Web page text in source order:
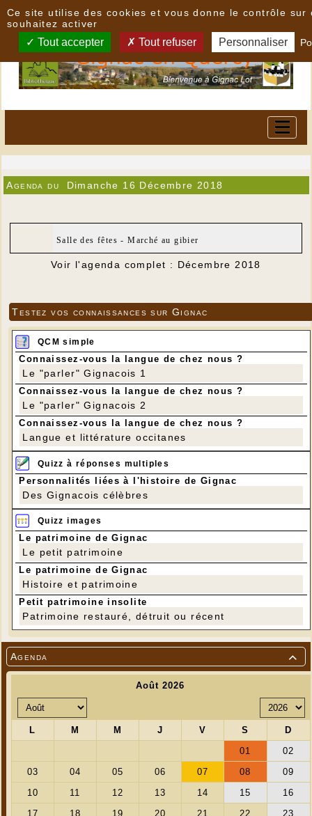

Agenda
Agenda du Dimanche 16 Décembre 2018
Salle des fêtes - Marché au gibier
Voir l'agenda complet : Décembre 2018
Testez vos connaissances sur Gignac
QCM simple
Connaissez-vous la langue de chez nous ?
Le "parler" Gignacois 1
Connaissez-vous la langue de chez nous ?
Le "parler" Gignacois 2
Connaissez-vous la langue de chez nous ?
Langue et littérature occitanes
Quizz à réponses multiples
Personnalités liées à l'histoire de Gignac
Des Gignacois célèbres
Quizz images
Le patrimoine de Gignac
Le petit patrimoine
Le patrimoine de Gignac
Histoire et patrimoine
Petit patrimoine insolite
Patrimoine restauré, détruit ou récent
Ce site utilise des cookies et vous donne le contrôle sur
souhaitez activer
Tout accepter Tout refuser Personnaliser